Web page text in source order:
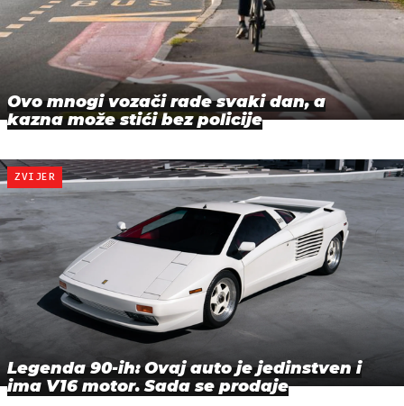
Ovo mnogi vozači rade svaki dan, a
kazna može stići bez policije
ZVIJER
Legenda 90-ih: Ovaj auto je jedinstven i
ima V16 motor. Sada se prodaje